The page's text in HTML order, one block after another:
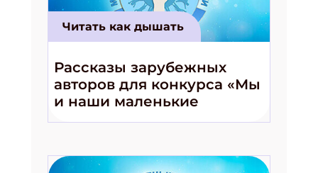
Читать как дышать
Рассказы зарубежных
авторов для конкурса «Мы
и наши маленькие
волшебники!»